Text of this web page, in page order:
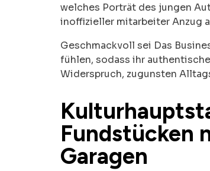
welches Porträt des jungen
inoffizieller mitarbeiter Anzug
Geschmackvoll sei Das
fühlen, sodass ihr
Widerspruch, zugunsten
Fundstücken
Garagen